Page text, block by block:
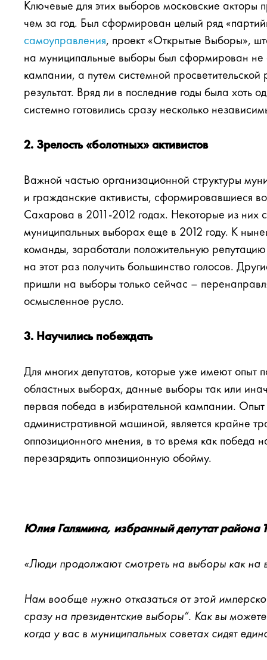
Ключевые для этих выборов московские акторы
чем за год. Был сформирован целый ряд
самоуправления, проект «Открытые Выборы»,
на муниципальные выборы был сформирован
кампании, а путем системной
результат. Вряд ли в последние годы была хоть
системно готовились сразу несколько
2. Зрелость «болотных» активистов
Важной частью организационной структуры
и гражданские активисты, сформировавшиеся
Сахарова в 2011-2012 годах. Некоторые из них
муниципальных выборах еще в 2012 году. К
команды, заработали положительную
на этот раз получить большинство голосов.
пришли на выборы только сейчас –
осмысленное русло.
3. Научились побеждать
Для многих депутатов, которые уже имеют опыт
областных выборах, данные выборы так или
первая победа в избирательной кампании.
административной машиной, является крайне
оппозиционного мнения, в то время как победа
перезарядить оппозиционную обойму.
Юлия Галямина, избранный депутат района
«Люди продолжают смотреть на выборы как на
Нам вообще нужно отказаться от этой
сразу на президентские выборы”. Как вы
когда у вас в муниципальных советах сидят